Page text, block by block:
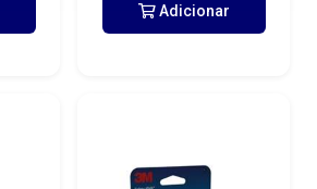
Adicionar